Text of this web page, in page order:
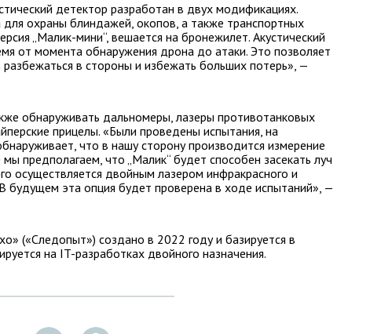
детектор разработан в двух модификациях.
охраны блиндажей, окопов, а также транспортных
„Малик-мини“, вешается на бронежилет. Акустический
от момента обнаружения дрона до атаки. Это позволяет
в стороны и избежать больших потерь», —
обнаруживать дальномеры, лазеры противотанковых
прицелы. «Были проведены испытания, на
что в нашу сторону производится измерение
предполагаем, что „Малик“ будет способен засекать луч
осуществляется двойным лазером инфракрасного и
будущем эта опция будет проверена в ходе испытаний», —
(«Следопыт») создано в 2022 году и базируется в
на IT-разработках двойного назначения.